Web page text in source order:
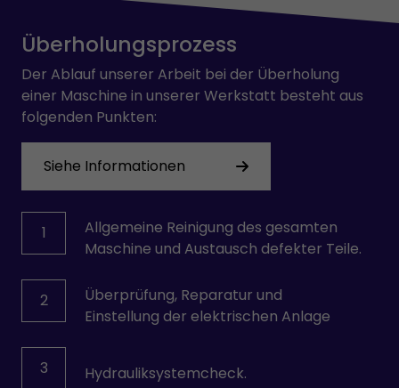
Überholungsprozess
Der Ablauf unserer Arbeit bei der Überholung
einer Maschine in unserer Werkstatt besteht aus
folgenden Punkten:
Siehe Informationen
1
Allgemeine Reinigung des gesamten
Maschine und Austausch defekter Teile.
2
Überprüfung, Reparatur und
Einstellung der elektrischen Anlage
3 Hydrauliksystemcheck.